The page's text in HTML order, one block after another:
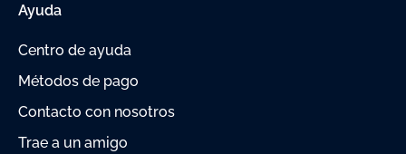
Ayuda
Centro de ayuda
Métodos de pago
Contacto con nosotros
Trae a un amigo